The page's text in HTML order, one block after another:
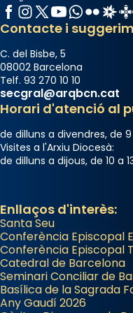
Mons. David
Photo
View on Facebook
Arquebisbat
2 weeks ago
Memòria de les
Acompanyant la
partir de l’Edat
que les santes
Semproniana
eterna”) són
frare Joan
Facebook
Instagram
X / Twitter
YouTube
WhatsApp
FlickrRadio
Contacte i
C. del Bisbe, 5
08002 Barcelona
Telf. 93 270 10 10
secgral@arqbcn.cat
Horari d'atenció al
de dilluns a divendres, de 9
Visites a l'Arxiu Diocesà:
de dilluns a dijous, de 10 a
Enllaços d'interès:
Santa Seu
Conferència Episcopal
Conferència Episcopal
Catedral de Barcelona
Seminari Conciliar de
Basílica de la Sagrada
Any Gaudí 2026